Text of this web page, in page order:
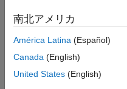
南北アメリカ
América Latina (Español)
Canada (English)
United States (English)